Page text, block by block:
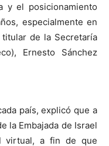
y el posicionamiento
especialmente en
titular de la Secretaría
Ernesto Sánchez
país, explicó que a
la Embajada de Israel
virtual, a fin de que